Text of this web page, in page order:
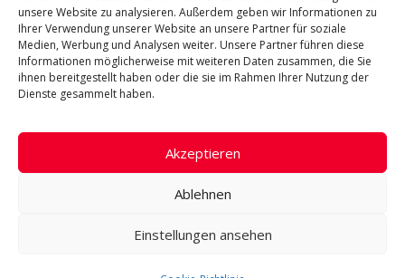
unsere Website zu analysieren. Außerdem geben wir Informationen zu
Ihrer Verwendung unserer Website an unsere Partner für soziale
Medien, Werbung und Analysen weiter. Unsere Partner führen diese
Informationen möglicherweise mit weiteren Daten zusammen, die Sie
ihnen bereitgestellt haben oder die sie im Rahmen Ihrer Nutzung der
Dienste gesammelt haben.
Akzeptieren
Ablehnen
Einstellungen ansehen
MARKUP /RESPONSIVE
Markup: Image Alignment
and flow of the various image positioning options is to nestle them
snuggly among an ocean of words. Grab …